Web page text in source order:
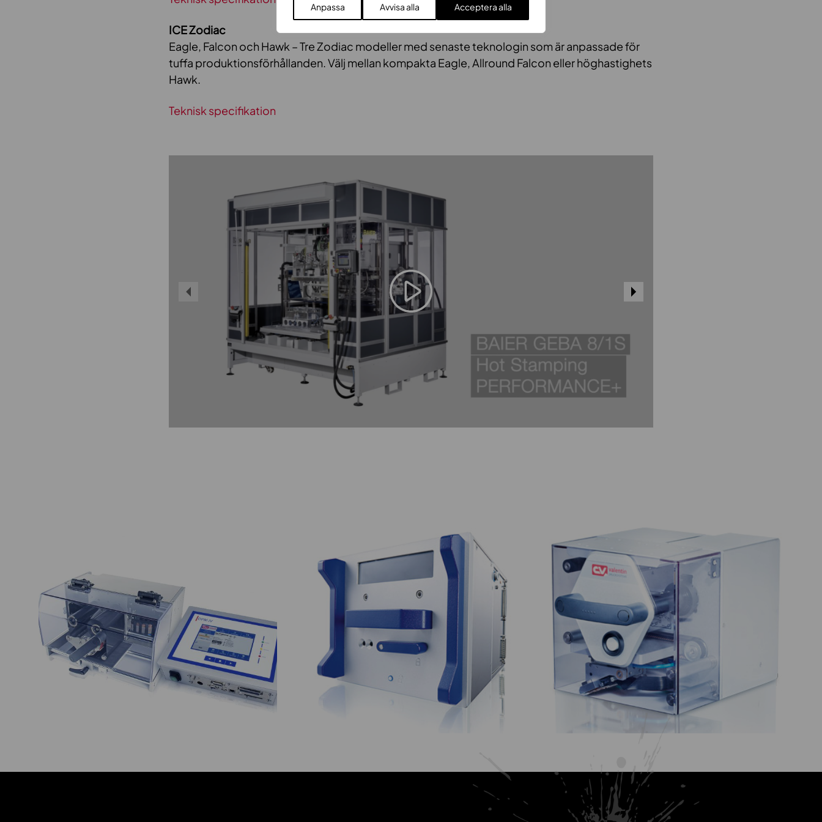
Anpassa Avvisa alla Acceptera alla
ICE Zodiac
Eagle, Falcon och Hawk – Tre Zodiac modeller med senaste teknologin som är anpassade för
tuffa produktionsförhållanden. Välj mellan kompakta Eagle, Allround Falcon eller höghastighets
Hawk.
Teknisk specifikation